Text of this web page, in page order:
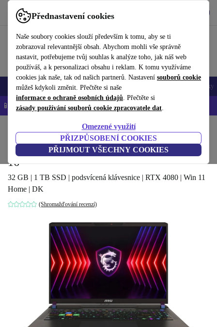
Přednastavení cookies
Naše soubory cookies slouží především k tomu, aby se ti
zobrazoval relevantnější obsah. Abychom mohli vše správně
nastavit, potřebujeme tvůj souhlas k analýze toho, jak náš web
používáš, a k personalizaci obsahu i reklam. K tomu využíváme
cookies jak naše, tak od našich partnerů. Nastavení souborů cookie
můžeš kdykoli změnit. Přečtěte si naše
informace o ochraně osobních údajů. Přečtěte si
zásady používání souborů cookie zpracovatele dat.
Omezené využití
PŘIZPŮSOBENÍ COOKIES
PŘIJMOUT VŠECHNY COOKIES
Používejte refurbed rychle a snadno
Mobily a smartphony Notebooky Tablety Doplňky
📱 -5 % NAVÍC na všechny iPhony – kód: IPHONEDEAL-
Notebooky
MSI Vector 16 HX A14VH | i9-14900HX |
16"
32 GB | 1 TB SSD | podsvícená klávesnice | RTX 4080 | Win 11
Home | DK
(Shromažďování recenzí)